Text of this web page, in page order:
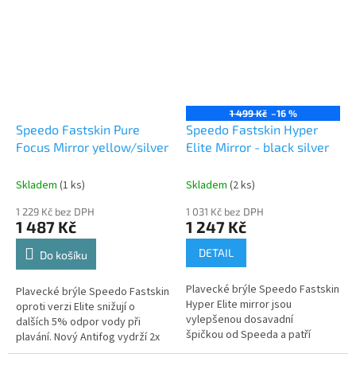
Speedo Fastskin Pure
Focus Mirror yellow/silver
Skladem (1 ks)
1 229 Kč bez DPH
1 487 Kč
Do košíku
Plavecké brýle Speedo Fastskin
oproti verzi Elite snižují o
dalších 5% odpor vody při
plavání. Nový Antifog vydrží 2x
déle proti zamlžování, je nově
1 499 Kč –16 %
Speedo Fastskin Hyper
Elite Mirror - black silver
Skladem (2 ks)
1 031 Kč bez DPH
1 247 Kč
DETAIL
Plavecké brýle Speedo Fastskin
Hyper Elite mirror jsou
vylepšenou dosavadní
špičkou od Speeda a patří
vůbec mezi nejlepší